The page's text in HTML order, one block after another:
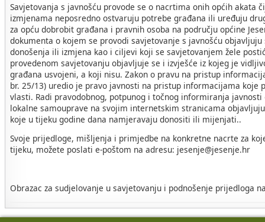
Savjetovanja s javnošću provode se o nacrtima onih općih akata
izmjenama neposredno ostvaruju potrebe građana ili uređuju
za opću dobrobit građana i pravnih osoba na području općine
dokumenta o kojem se provodi savjetovanje s javnošću objavljuju
donošenja ili izmjena kao i ciljevi koji se savjetovanjem žele
provedenom savjetovanju objavljuje se i izvješće iz kojeg je
građana usvojeni, a koji nisu. Zakon o pravu na pristup
br. 25/13) uredio je pravo javnosti na pristup informacijama koje
vlasti. Radi pravodobnog, potpunog i točnog informiranja
lokalne samouprave na svojim internetskim stranicama
koje u tijeku godine dana namjeravaju donositi ili mijenjati..
Svoje prijedloge, mišljenja i primjedbe na konkretne nacrte za
tijeku, možete poslati e-poštom na adresu: jesenje@jesenje.hr
Obrazac za sudjelovanje u savjetovanju i podnošenje prijedloga